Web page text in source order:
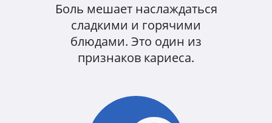
Боль мешает наслаждаться
сладкими и горячими
блюдами. Это один из
признаков кариеса.